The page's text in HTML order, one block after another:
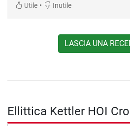
Utile • Inutile
LASCIA UNA
Ellittica Kettler HOI